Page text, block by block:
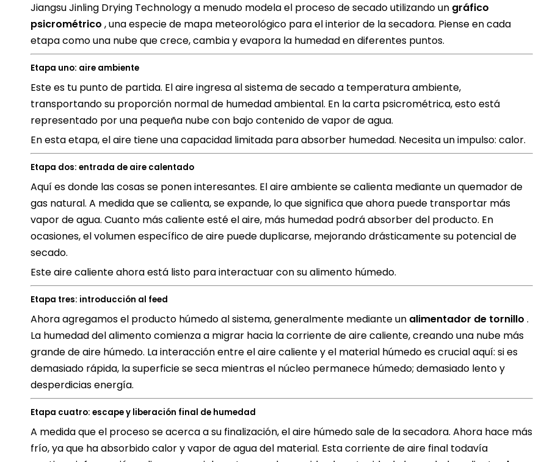
Jiangsu Jinling Drying Technology a menudo modela el proceso de secado utilizando un gráfico
psicrométrico , una especie de mapa meteorológico para el interior de la secadora. Piense en cada
etapa como una nube que crece, cambia y evapora la humedad en diferentes puntos.
Etapa uno: aire ambiente
Este es tu punto de partida. El aire ingresa al sistema de secado a temperatura ambiente,
transportando su proporción normal de humedad ambiental. En la carta psicrométrica, esto está
representado por una pequeña nube con bajo contenido de vapor de agua.
En esta etapa, el aire tiene una capacidad limitada para absorber humedad. Necesita un impulso: calor.
Etapa dos: entrada de aire calentado
Aquí es donde las cosas se ponen interesantes. El aire ambiente se calienta mediante un quemador de
gas natural. A medida que se calienta, se expande, lo que significa que ahora puede transportar más
vapor de agua. Cuanto más caliente esté el aire, más humedad podrá absorber del producto. En
ocasiones, el volumen específico de aire puede duplicarse, mejorando drásticamente su potencial de
secado.
Este aire caliente ahora está listo para interactuar con su alimento húmedo.
Etapa tres: introducción al feed
Ahora agregamos el producto húmedo al sistema, generalmente mediante un alimentador de tornillo .
La humedad del alimento comienza a migrar hacia la corriente de aire caliente, creando una nube más
grande de aire húmedo. La interacción entre el aire caliente y el material húmedo es crucial aquí: si es
demasiado rápida, la superficie se seca mientras el núcleo permanece húmedo; demasiado lento y
desperdicias energía.
Etapa cuatro: escape y liberación final de humedad
A medida que el proceso se acerca a su finalización, el aire húmedo sale de la secadora. Ahora hace más
frío, ya que ha absorbido calor y vapor de agua del material. Esta corriente de aire final todavía